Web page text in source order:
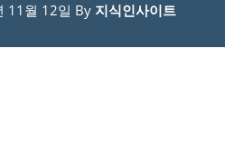
11월 12일 By 지식인사이트